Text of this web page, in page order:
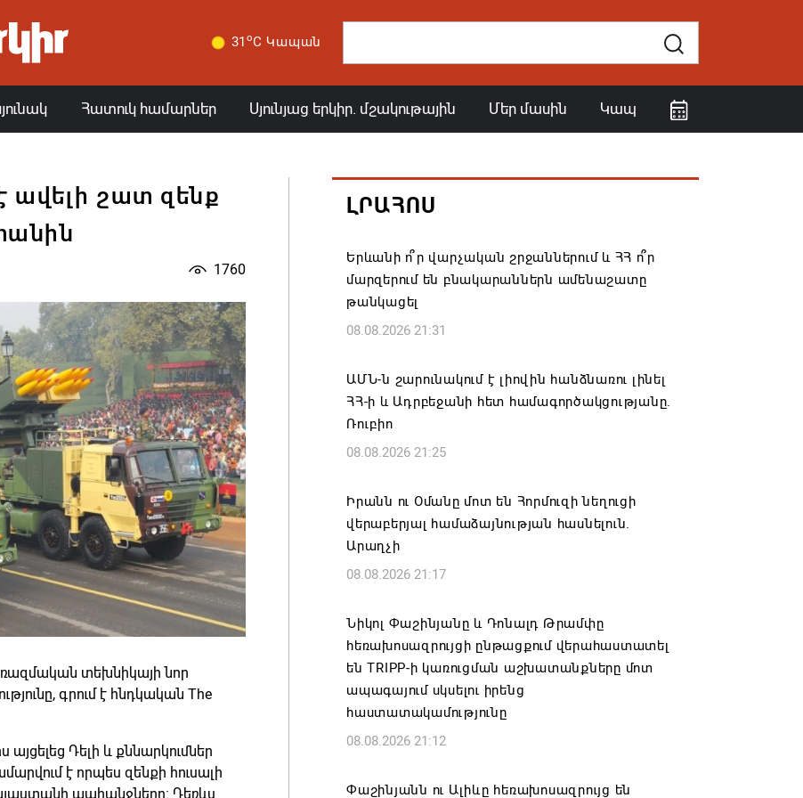
31 oC Կապան
Հատուկ համարներ Սյունյաց երկիր. մշակութային Մեր մասին Կապ
շատ զենք
1760
տեխնիկայի նոր
գրում է հնդկական The
Դելի և քննարկումներ
է որպես զենքի հուսալի
պահանջները։ Դեռևս
ԼՐԱՀՈՍ
Երևանի ո՞ր վարչական շրջաններում և ՀՀ ո՞ր
մարզերում են բնակարաններն ամենաշատը
թանկացել
08.08.2026 21:31
ԱՄՆ-ն շարունակում է լիովին հանձնառու լինել
ՀՀ-ի և Ադրբեջանի հետ համագործակցությանը.
Ռուբիո
08.08.2026 21:25
Իրանն ու Օմանը մոտ են Հորմուզի նեղուցի
վերաբերյալ համաձայնության հասնելուն.
Արաղչի
08.08.2026 21:17
Նիկոլ Փաշինյանը և Դոնալդ Թրամփը
հեռախոսազրույցի ընթացքում վերահաստատել
են TRIPP-ի կառուցման աշխատանքները մոտ
ապագայում սկսելու իրենց
հաստատակամությունը
08.08.2026 21:12
Փաշինյանն ու Ալիևը հեռախոսազրույց են